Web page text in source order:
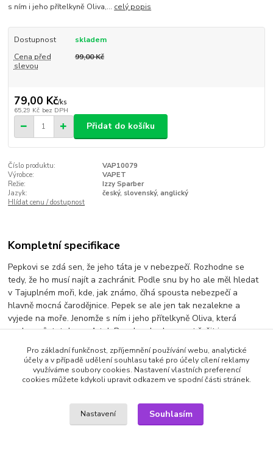
s ním i jeho přítelkyně Oliva,... celý popis
Dostupnost
skladem
Cena před
slevou
99,00 Kč
79,00 Kč/ks
65,29 Kč bez DPH
Přidat do košíku
Číslo produktu:
VAP10079
Výrobce:
VAPET
Režie:
Izzy Sparber
Jazyk:
český, slovenský, anglický
Hlídat cenu / dostupnost
Kompletní specifikace
Pepkovi se zdá sen, že jeho táta je v nebezpečí. Rozhodne se
tedy, že ho musí najít a zachránit. Podle snu by ho ale měl hledat
v Tajuplném moři, kde, jak známo, číhá spousta nebezpečí a
hlavně mocná čarodějnice. Pepek se ale jen tak nezalekne a
vyjede na moře. Jenomže s ním i jeho přítelkyně Oliva, která
nechce zůstat doma. A tak Pepek nebude muset řešit jen
nástrahy zlé čarodějnice, ale i Olivinu mořskou nemoc.produkce:
USA1989
Výrobce: VAPET | Režie: Izzy Sparber | Jazyk: český, slovenský,
Pro základní funkčnost, zpříjemnění používání webu, analytické
účely a v případě udělení souhlasu také pro účely cílení reklamy
využíváme soubory cookies. Nastavení vlastních preferencí
cookies můžete kdykoli upravit odkazem ve spodní části stránek.
Nastavení Souhlasím